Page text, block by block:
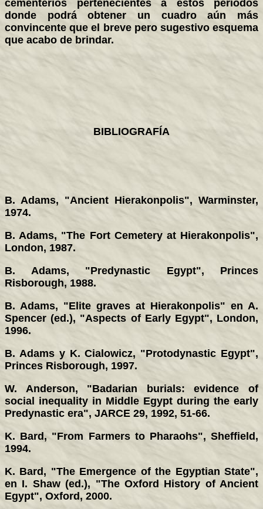
cementerios pertenecientes a estos períodos
donde podrá obtener un cuadro aún más
convincente que el breve pero sugestivo esquema
que acabo de brindar.
BIBLIOGRAFÍA
B. Adams, "Ancient Hierakonpolis", Warminster,
1974.
B. Adams, "The Fort Cemetery at Hierakonpolis",
London, 1987.
B. Adams, "Predynastic Egypt", Princes
Risborough, 1988.
B. Adams, "Elite graves at Hierakonpolis" en A.
Spencer (ed.), "Aspects of Early Egypt", London,
1996.
B. Adams y K. Cialowicz, "Protodynastic Egypt",
Princes Risborough, 1997.
W. Anderson, "Badarian burials: evidence of
social inequality in Middle Egypt during the early
Predynastic era", JARCE 29, 1992, 51-66.
K. Bard, "From Farmers to Pharaohs", Sheffield,
1994.
K. Bard, "The Emergence of the Egyptian State",
en I. Shaw (ed.), "The Oxford History of Ancient
Egypt", Oxford, 2000.